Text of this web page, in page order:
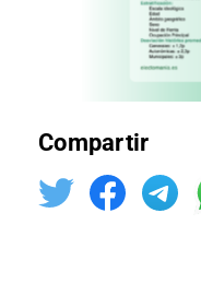
Compartir